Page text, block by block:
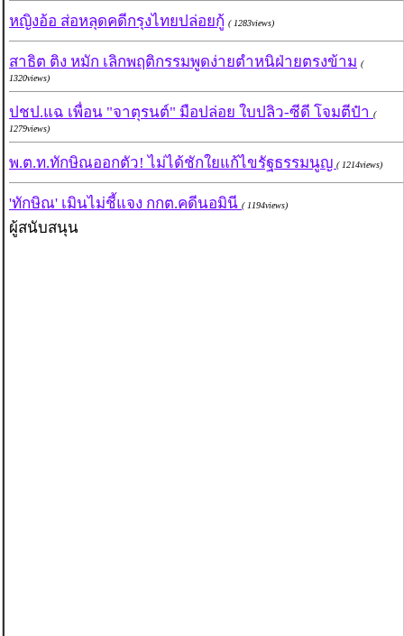
หญิงอ้อ ส่อหลุดคดีกรุงไทยปล่อยกู้ ( 1283views)
สาธิต ติง หมัก เลิกพฤติกรรมพูดง่ายตำหนิฝ่ายตรงข้าม (
1320views)
ปชป.แฉ เพื่อน "จาตุรนต์" มือปล่อย ใบปลิว-ซีดี โจมตีป๋า (
1279views)
พ.ต.ท.ทักษิณออกตัว! ไม่ได้ชักใยแก้ไขรัฐธรรมนูญ ( 1214views)
'ทักษิณ' เมินไม่ชี้แจง กกต.คดีนอมินี ( 1194views)
ผู้สนับสนุน